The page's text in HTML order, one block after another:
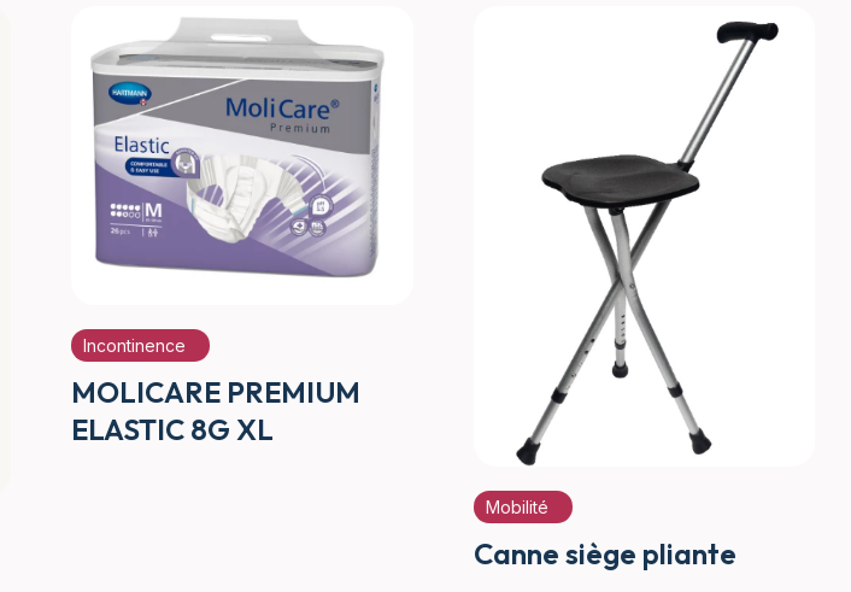
Incontinence
MOLICARE PREMIUM
ELASTIC 8G XL
Mobilité
Canne siège pliante